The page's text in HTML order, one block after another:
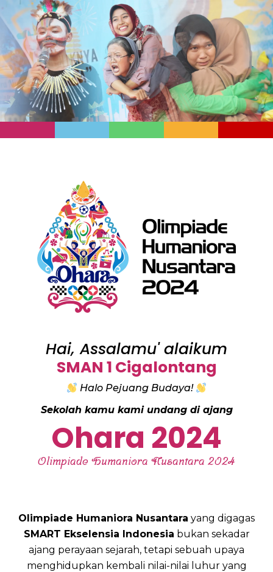
Hai, Assalamu' alaikum
SMAN 1 Cigalontang
Halo Pejuang Budaya!
Sekolah kamu kami undang di ajang
Ohara 2024
Olimpiade Humaniora Nusantara 2024
Olimpiade Humaniora Nusantara yang digagas
SMART Ekselensia Indonesia bukan sekadar
ajang perayaan sejarah, tetapi sebuah upaya
menghidupkan kembali nilai-nilai luhur yang